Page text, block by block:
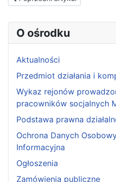
O ośrodku
Aktualności
Przedmiot działania i
Wykaz rejonów
pracowników socjalnych
Podstawa prawna
Ochrona Danych
Informacyjna
Ogłoszenia
Zamówienia publiczne